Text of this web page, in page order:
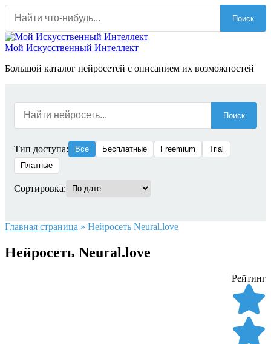
Перейти
содержанию
Поиск
Мой Искусственный Интеллект
Большой каталог нейросетей с описанием их возможностей
Поиск
Тип доступа: Все Бесплатные Freemium
Trial
Платные
Сортировка:
Главная страница » Нейросеть Neural.love
Нейросеть Neural.love
Рейтинг